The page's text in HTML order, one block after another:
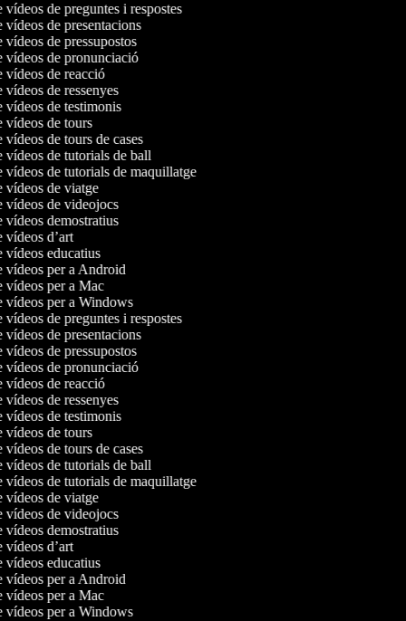
vídeos de preguntes i respostes
vídeos de presentacions
vídeos de pressupostos
vídeos de pronunciació
vídeos de reacció
vídeos de ressenyes
vídeos de testimonis
vídeos de tours
vídeos de tours de cases
vídeos de tutorials de ball
vídeos de tutorials de maquillatge
vídeos de viatge
vídeos de videojocs
vídeos demostratius
vídeos d’art
vídeos educatius
vídeos per a Android
vídeos per a Mac
vídeos per a Windows
vídeos de preguntes i respostes
vídeos de presentacions
vídeos de pressupostos
vídeos de pronunciació
vídeos de reacció
vídeos de ressenyes
vídeos de testimonis
vídeos de tours
vídeos de tours de cases
vídeos de tutorials de ball
vídeos de tutorials de maquillatge
vídeos de viatge
vídeos de videojocs
vídeos demostratius
vídeos d’art
vídeos educatius
vídeos per a Android
vídeos per a Mac
vídeos per a Windows